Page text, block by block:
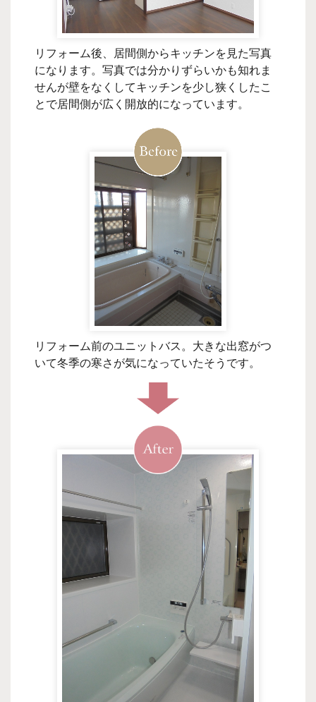
リフォーム後、居間側からキッチンを見た写真
になります。写真では分かりずらいかも知れま
せんが壁をなくしてキッチンを少し狭くしたこ
とで居間側が広く開放的になっています。
リフォーム前のユニットバス。大きな出窓がつ
いて冬季の寒さが気になっていたそうです。